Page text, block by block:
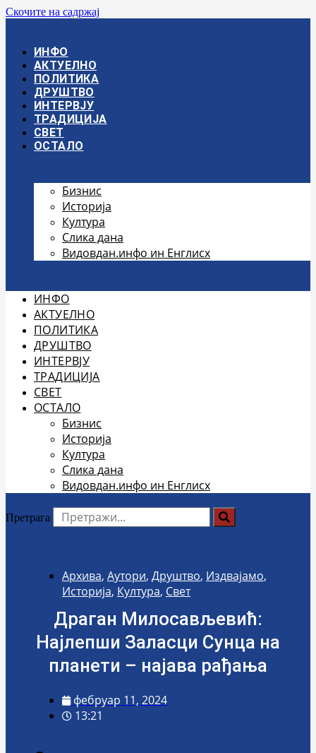
Скочите на садржај
ИНФО
АКТУЕЛНО
ПОЛИТИКА
ДРУШТВО
ИНТЕРВЈУ
ТРАДИЦИЈА
СВЕТ
ОСТАЛО
Бизнис
Историја
Култура
Слика дана
Видовдан.инфо ин Енглисх
ИНФО
АКТУЕЛНО
ПОЛИТИКА
ДРУШТВО
ИНТЕРВЈУ
ТРАДИЦИЈА
СВЕТ
ОСТАЛО
Бизнис
Историја
Култура
Слика дана
Видовдан.инфо ин Енглисх
Претрага
Архива, Аутори, Друштво, Издвајамо,
Историја, Култура, Свет
Драган Милосављевић:
Најлепши Заласци Сунца на
планети – најава рађања
фебруар 11, 2024
13:21